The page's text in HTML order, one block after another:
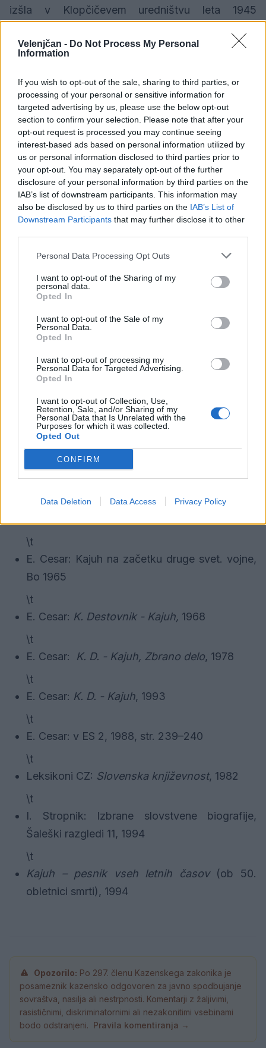
Velenjčan - Do Not Process My Personal
Information
If you wish to opt-out of the sale, sharing to third parties, or
processing of your personal or sensitive information for
targeted advertising by us, please use the below opt-out
section to confirm your selection. Please note that after your
opt-out request is processed you may continue seeing
interest-based ads based on personal information utilized by
us or personal information disclosed to third parties prior to
your opt-out. You may separately opt-out of the further
disclosure of your personal information by third parties on the
IAB’s list of downstream participants. This information may
also be disclosed by us to third parties on the IAB’s List of
Downstream Participants that may further disclose it to other
Personal Data Processing Opt Outs
I want to opt-out of the Sharing of my
personal data.
Opted In
I want to opt-out of the Sale of my
Personal Data.
Opted In
I want to opt-out of processing my
Personal Data for Targeted Advertising.
Opted In
I want to opt-out of Collection, Use,
Retention, Sale, and/or Sharing of my
Personal Data that Is Unrelated with the
Purposes for which it was collected.
Opted Out
CONFIRM
Data Deletion Data Access Privacy Policy
izšla v Klopčičevem uredništvu leta 1945
izdaj njegovih pesmi in veliko prevodov v druge
Nagrade in priznanja
\t
1953: proglašen za narodnega heroja
\t
1966: objavljeno njegovo Zbrano delo(zbral in
ur. E. Cesar; kasneje več dopolnjenih izdaj)
hiši
po njem se imenujeta OŠ v Šoštanju in
Ljubljani, I. gimnazija v Celju, sl. literarna
nagrada in bralna značka
Viri in literatura
Kajuhove pesmi(ur. D. Moravec), 1949
\t
E. Cesar: Kajuh na začetku druge svet. vojne,
Bo 1965
\t
E. Cesar: K. Destovnik - Kajuh, 1968
\t
E. Cesar: K. D. - Kajuh, Zbrano delo, 1978
\t
E. Cesar: K. D. - Kajuh, 1993
\t
E. Cesar: v ES 2, 1988, str. 239–240
\t
Leksikoni CZ: Slovenska književnost, 1982
\t
I. Stropnik: Izbrane slovstvene biografije,
Šaleški razgledi 11, 1994
\t
Kajuh – pesnik vseh letnih časov (ob 50.
obletnici smrti), 1994
Opozorilo: Po 297. členu Kazenskega zakonika je
posameznik kazensko odgovoren za javno spodbujanje
sovraštva, nasilja ali nestrpnosti. Komentarji z žaljivimi,
rasističnimi, diskriminatornimi ali nezakonitimi vsebinami
bodo odstranjeni. Pravila komentiranja →